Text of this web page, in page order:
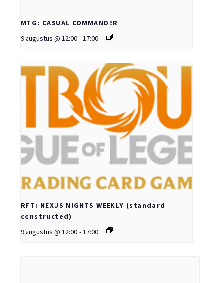
MTG: CASUAL COMMANDER
9 augustus @ 12:00 - 17:00
RFT: NEXUS NIGHTS WEEKLY (standard
constructed)
9 augustus @ 12:00 - 17:00